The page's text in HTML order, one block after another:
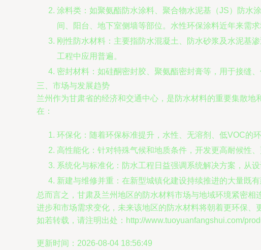
涂料类：如聚氨酯防水涂料、聚合物水泥基（JS）防水
间、阳台、地下室侧墙等部位。水性环保涂料近年来需求
刚性防水材料：主要指防水混凝土、防水砂浆及水泥基
工程中应用普遍。
密封材料：如硅酮密封胶、聚氨酯密封膏等，用于接缝
三、市场与发展趋势
兰州作为甘肃省的经济和交通中心，是防水材料的重要集散
在：
环保化：随着环保标准提升，水性、无溶剂、低VOC的
高性能化：针对特殊气候和地质条件，开发更高耐候性
系统化与标准化：防水工程日益强调系统解决方案，从
新建与维修并重：在新型城镇化建设持续推进的大量既
总而言之，甘肃及兰州地区的防水材料市场与地域环境紧密
进步和市场需求变化，未来该地区的防水材料将朝着更环保、
如若转载，请注明出处：http://www.tuoyuanfangshui.com/
更新时间：2026-08-04 18:56:49